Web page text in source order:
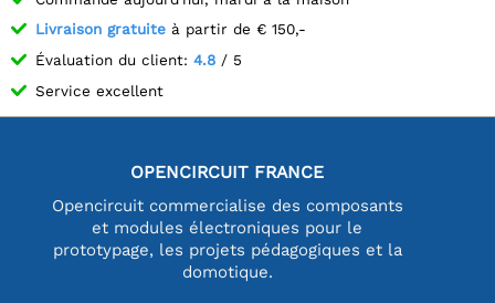
Livraison gratuite à partir de € 150,-
Évaluation du client: 4.8 / 5
Service excellent
OPENCIRCUIT FRANCE
Opencircuit commercialise des composants
et modules électroniques pour le
prototypage, les projets pédagogiques et la
domotique.